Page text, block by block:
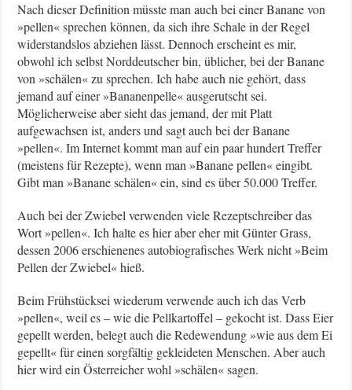
Nach dieser Definition müsste man auch bei einer Banane von
»pellen« sprechen können, da sich ihre Schale in der Regel
widerstandslos abziehen lässt. Dennoch erscheint es mir,
obwohl ich selbst Norddeutscher bin, üblicher, bei der Banane
von »schälen« zu sprechen. Ich habe auch nie gehört, dass
jemand auf einer »Bananenpelle« ausgerutscht sei.
Möglicherweise aber sieht das jemand, der mit Platt
aufgewachsen ist, anders und sagt auch bei der Banane
»pellen«. Im Internet kommt man auf ein paar hundert Treffer
(meistens für Rezepte), wenn man »Banane pellen« eingibt.
Gibt man »Banane schälen« ein, sind es über 50.000 Treffer.
Auch bei der Zwiebel verwenden viele Rezeptschreiber das
Wort »pellen«. Ich halte es hier aber eher mit Günter Grass,
dessen 2006 erschienenes autobiografisches Werk nicht »Beim
Pellen der Zwiebel« hieß.
Beim Frühstücksei wiederum verwende auch ich das Verb
»pellen«, weil es – wie die Pellkartoffel – gekocht ist. Dass Eier
gepellt werden, belegt auch die Redewendung »wie aus dem Ei
gepellt« für einen sorgfältig gekleideten Menschen. Aber auch
hier wird ein Österreicher wohl »schälen« sagen.